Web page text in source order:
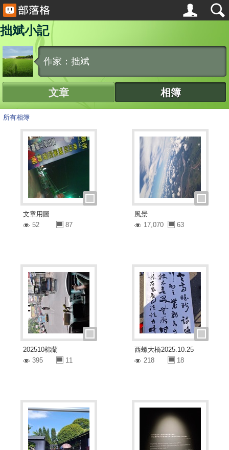
拙斌小記
作家：拙斌
文章 相簿
所有相簿
文章用圖
52
87
風景
17,070
63
202510棉蘭
395
11
西螺大橋2025.10.25
218
18